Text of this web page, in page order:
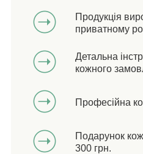
Продукція
приватному
Детальна
кожного
Професійна
Подарунок
300 грн.